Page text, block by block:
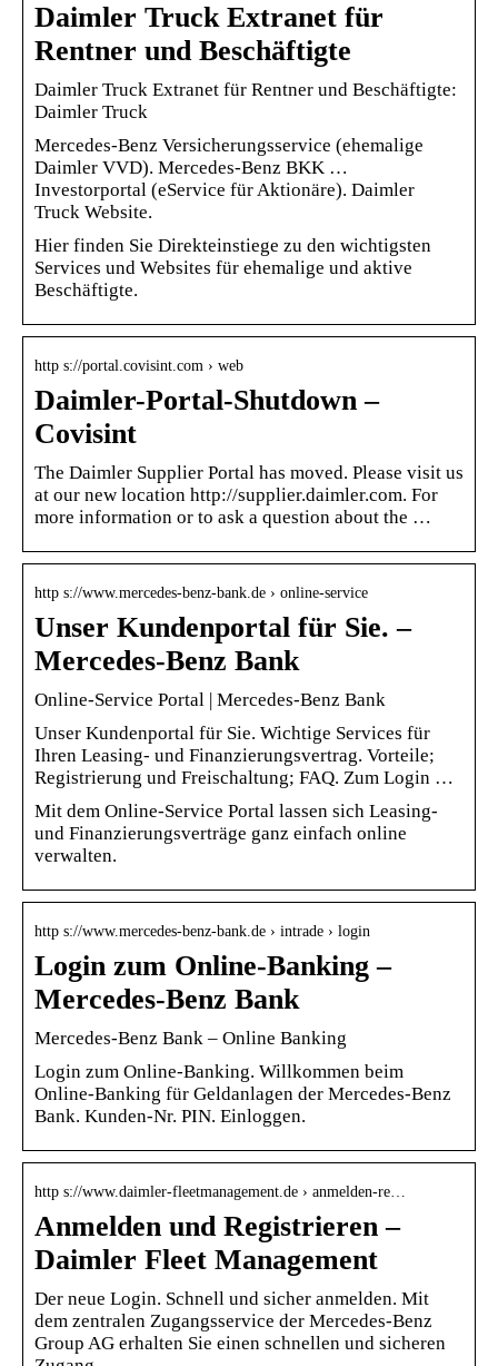
Daimler Truck Extranet für
Rentner und Beschäftigte
Daimler Truck Extranet für Rentner und Beschäftigte:
Daimler Truck
Mercedes-Benz Versicherungsservice (ehemalige
Daimler VVD). Mercedes-Benz BKK …
Investorportal (eService für Aktionäre). Daimler
Truck Website.
Hier finden Sie Direkteinstiege zu den wichtigsten
Services und Websites für ehemalige und aktive
Beschäftigte.
http s://portal.covisint.com › web
Daimler-Portal-Shutdown –
Covisint
The Daimler Supplier Portal has moved. Please visit us
at our new location http://supplier.daimler.com. For
more information or to ask a question about the …
http s://www.mercedes-benz-bank.de › online-service
Unser Kundenportal für Sie. –
Mercedes-Benz Bank
Online-Service Portal | Mercedes-Benz Bank
Unser Kundenportal für Sie. Wichtige Services für
Ihren Leasing- und Finanzierungsvertrag. Vorteile;
Registrierung und Freischaltung; FAQ. Zum Login …
Mit dem Online-Service Portal lassen sich Leasing-
und Finanzierungsverträge ganz einfach online
verwalten.
http s://www.mercedes-benz-bank.de › intrade › login
Login zum Online-Banking –
Mercedes-Benz Bank
Mercedes-Benz Bank – Online Banking
Login zum Online-Banking. Willkommen beim
Online-Banking für Geldanlagen der Mercedes-Benz
Bank. Kunden-Nr. PIN. Einloggen.
http s://www.daimler-fleetmanagement.de › anmelden-re…
Anmelden und Registrieren –
Daimler Fleet Management
Der neue Login. Schnell und sicher anmelden. Mit
dem zentralen Zugangsservice der Mercedes-Benz
Group AG erhalten Sie einen schnellen und sicheren